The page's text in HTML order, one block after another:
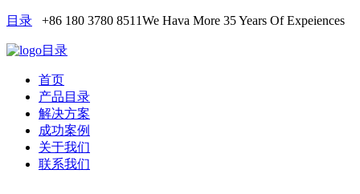
目录 +86 180 3780 8511We Hava More 35 Years Of Expeiences
目录
首页
产品目录
解决方案
成功案例
关于我们
联系我们